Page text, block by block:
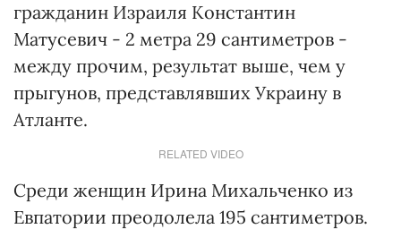
гражданин Израиля Константин
Матусевич - 2 метра 29 сантиметров -
между прочим, результат выше, чем у
прыгунов, представлявших Украину в
Атланте.
RELATED VIDEO
Среди женщин Ирина Михальченко из
Евпатории преодолела 195 сантиметров.